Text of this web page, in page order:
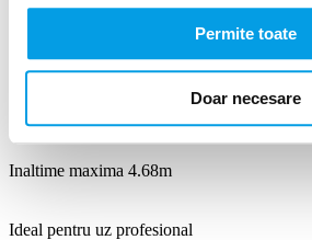
Permite toate
Doar necesare
TORRETTA - SCARA
IN EXTERIOR PENTRU
MARFA DE PE RAFT
Inaltime maxima 4.68m
Ideal pentru uz profesional